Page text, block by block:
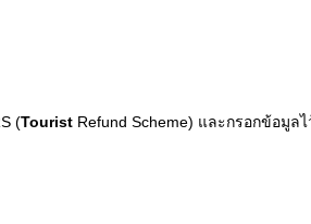
(Tourist Refund Scheme) และกรอกข้อมูล